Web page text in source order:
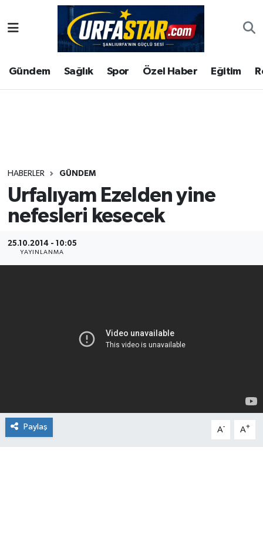
Gündem Sağlık Spor Özel Haber Eğitim
HABERLER GÜNDEM
Urfalıyam Ezelden yine
nefesleri kesecek
25.10.2014 - 10:05
YAYINLANMA
Paylaş A- A+
ASAYİS
ÇEVRE
Gündem
Kültür
Magazin
Şanlıurfa Nöbetçi Eczaneler
Şanlıurfa Hava Durumu
Tüm Manşetler
Son Dakika Haberleri
Haber Arşivi